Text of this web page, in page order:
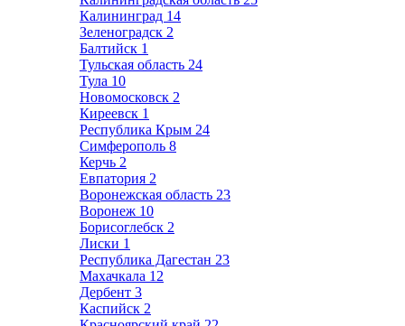
Калининград 14
Зеленоградск 2
Балтийск 1
Тульская область 24
Тула 10
Новомосковск 2
Киреевск 1
Республика Крым 24
Симферополь 8
Керчь 2
Евпатория 2
Воронежская область 23
Воронеж 10
Борисоглебск 2
Лиски 1
Республика Дагестан 23
Махачкала 12
Дербент 3
Каспийск 2